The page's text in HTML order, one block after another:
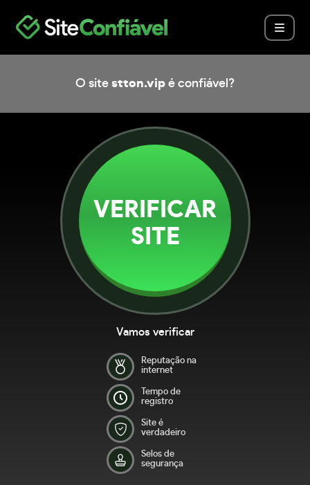
O site stton.vip é confiável?
VERIFICAR
SITE
Vamos verificar
Reputação na
internet
Tempo de
registro
Site é
verdadeiro
Selos de
segurança